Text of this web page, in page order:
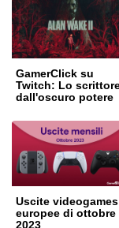
GamerClick su
Twitch: Lo
dall'oscuro potere
Uscite videogames
europee di ottobre
2023